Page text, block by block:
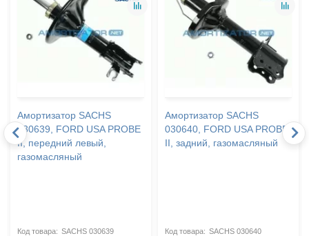
Амортизатор SACHS
030639, FORD USA PROBE
II, передний левый,
газомасляный
SACHS 030639
Амортизатор SACHS
030640, FORD USA PROBE
II, задний, газомасляный
SACHS 030640